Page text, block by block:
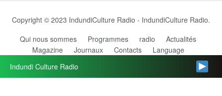
Copyright © 2023 IndundiCulture Radio - IndundiCulture Radio.
Qui nous sommes
Programmes radio
Actualités
Magazine
Journaux Contacts
Language
Indundi Culture Radio